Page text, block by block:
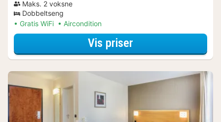
Maks. 2 voksne
Dobbeltseng
Gratis WiFi
Aircondition
Vis priser